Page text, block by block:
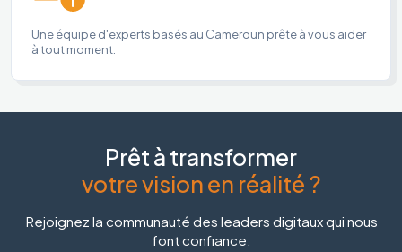
Une équipe d'experts basés au Cameroun prête à vous aider
à tout moment.
Prêt à transformer
votre vision en réalité ?
Rejoignez la communauté des leaders digitaux qui nous
font confiance.